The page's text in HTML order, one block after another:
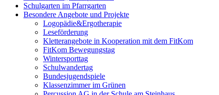
Schulgarten im Pfarrgarten
Besondere Angebote und Projekte
Logopädie&Ergotherapie
Leseförderung
Kletterangebote in Kooperation mit dem FitKom
FitKom Bewegungstag
Wintersporttag
Schulwandertag
Bundesjugendspiele
Klassenzimmer im Grünen